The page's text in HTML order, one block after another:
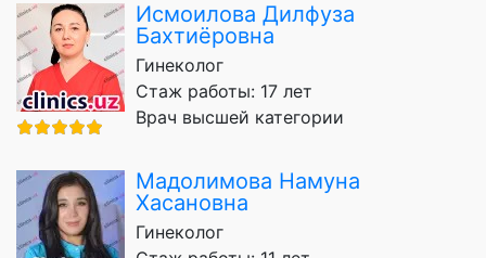
Исмоилова Дилфуза
Бахтиёровна
Гинеколог
Стаж работы: 17 лет
Врач высшей категории
Мадолимова Намуна
Хасановна
Гинеколог